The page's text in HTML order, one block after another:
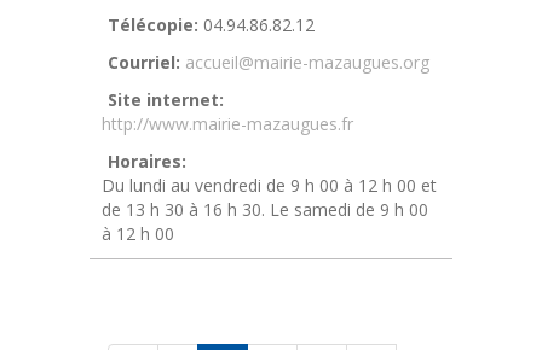
Télécopie: 04.94.86.82.12
Courriel: accueil@mairie-mazaugues.org
Site internet:
http://www.mairie-mazaugues.fr
Horaires:
Du lundi au vendredi de 9 h 00 à 12 h 00 et
de 13 h 30 à 16 h 30. Le samedi de 9 h 00
à 12 h 00